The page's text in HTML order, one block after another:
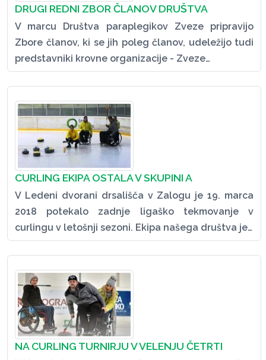
DRUGI REDNI ZBOR ČLANOV DRUŠTVA
V marcu Društva paraplegikov Zveze pripravijo
Zbore članov, ki se jih poleg članov, udeležijo tudi
predstavniki krovne organizacije - Zveze…
CURLING EKIPA OSTALA V SKUPINI A
V Ledeni dvorani drsališča v Zalogu je 19. marca
2018 potekalo zadnje ligaško tekmovanje v
curlingu v letošnji sezoni. Ekipa našega društva je…
NA CURLING TURNIRJU V VELENJU ČETRTI